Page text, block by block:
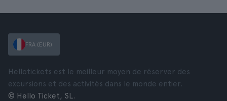
FRA (EUR)
Hellotickets est le meilleur moyen de réserver des
excursions et des activités dans le monde entier.
© Hello Ticket, SL.